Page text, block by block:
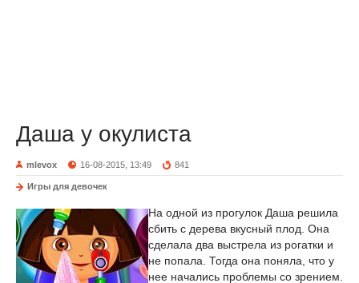
Даша у окулиста
mlevox 16-08-2015, 13:49 841
Игры для девочек
На одной из прогулок Даша решила
сбить с дерева вкусный плод. Она
сделала два выстрела из рогатки и
не попала. Тогда она поняла, что у
нее начались проблемы со зрением.